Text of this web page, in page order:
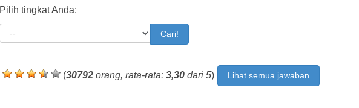
Pilih tingkat Anda:
Cari!
Lihat semua jawaban
(30792orang, rata-rata: 3,30dari 5)